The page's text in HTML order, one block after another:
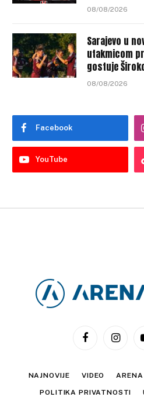
08/08/2026
Sarajevo u
utakmicom
gostuje
08/08/2026
Facebook
YouTube
Facebook
NAJNOVIJE VIDEO ARENA
POLITIKA PRIVATNOSTI